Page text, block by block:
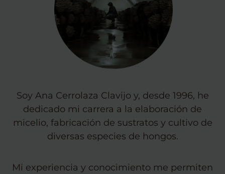
Soy Ana Cerrolaza Clavijo y, desde 1996, he
dedicado mi carrera a la elaboración de
micelio, fabricación de sustratos y cultivo de
diversas especies de hongos.
Mi experiencia y conocimiento me permiten